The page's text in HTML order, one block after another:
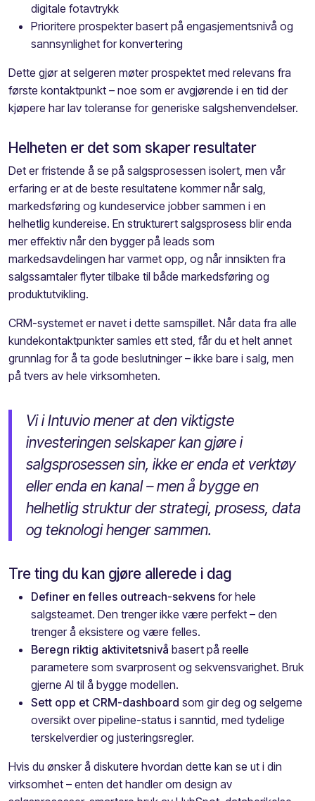
digitale fotavtrykk
Prioritere prospekter basert på engasjementsnivå og
sannsynlighet for konvertering
Dette gjør at selgeren møter prospektet med relevans fra
første kontaktpunkt – noe som er avgjørende i en tid der
kjøpere har lav toleranse for generiske salgshenvendelser.
Helheten er det som skaper resultater
Det er fristende å se på salgsprosessen isolert, men vår
erfaring er at de beste resultatene kommer når salg,
markedsføring og kundeservice jobber sammen i en
helhetlig kundereise. En strukturert salgsprosess blir enda
mer effektiv når den bygger på leads som
markedsavdelingen har varmet opp, og når innsikten fra
salgssamtaler flyter tilbake til både markedsføring og
produktutvikling.
CRM-systemet er navet i dette samspillet. Når data fra alle
kundekontaktpunkter samles ett sted, får du et helt annet
grunnlag for å ta gode beslutninger – ikke bare i salg, men
på tvers av hele virksomheten.
Vi i Intuvio mener at den viktigste
investeringen selskaper kan gjøre i
salgsprosessen sin, ikke er enda et verktøy
eller enda en kanal – men å bygge en
helhetlig struktur der strategi, prosess, data
og teknologi henger sammen.
Tre ting du kan gjøre allerede i dag
Definer en felles outreach-sekvens for hele
salgsteamet. Den trenger ikke være perfekt – den
trenger å eksistere og være felles.
Beregn riktig aktivitetsnivå basert på reelle
parametere som svarprosent og sekvensvarighet. Bruk
gjerne AI til å bygge modellen.
Sett opp et CRM-dashboard som gir deg og selgerne
oversikt over pipeline-status i sanntid, med tydelige
terskelverdier og justeringsregler.
Hvis du ønsker å diskutere hvordan dette kan se ut i din
virksomhet – enten det handler om design av